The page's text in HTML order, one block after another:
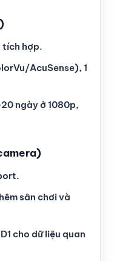
tích hợp.
AcuSense), 1
ngày ở 1080p,
sân chơi và
cho dữ liệu quan